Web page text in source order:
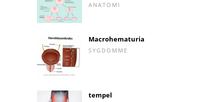
ANATOMI
Macrohematuria
SYGDOMME
tempel